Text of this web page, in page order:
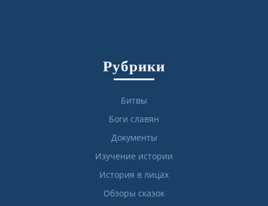
Рубрики
Битвы
Боги славян
Документы
Изучение истории
История в лицах
Обзоры сказок